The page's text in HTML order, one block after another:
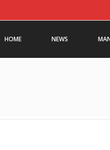
HOME NEWS